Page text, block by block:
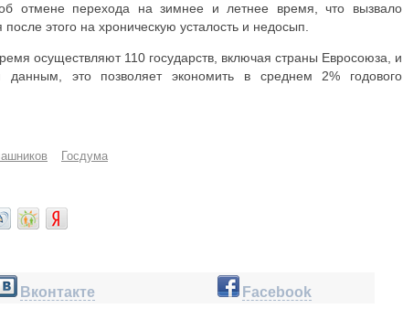
отмене перехода на зимнее и летнее время, что вызвало
этого на хроническую усталость и недосып.
осуществляют 110 государств, включая страны Евросоюза, и
это позволяет экономить в среднем 2% годового
Госдума
Вконтакте Facebook